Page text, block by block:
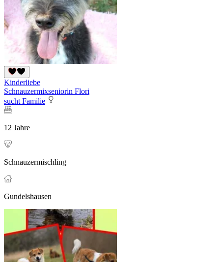
Kinderliebe
Schnauzermixseniorin Flori
sucht Familie
12 Jahre
Schnauzermischling
Gundelshausen